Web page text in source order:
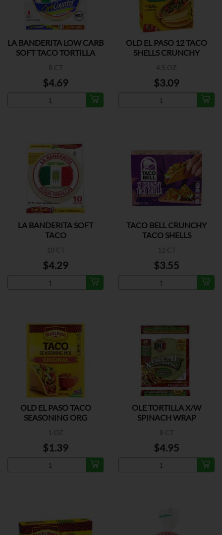
LA BANDERITA LOW CARB
SOFT TACO TORTILLA
8 CT
$4.69
OLD EL PASO 12 TACO
SHELLS CRUNCHY
4.5 OZ
$3.09
LA BANDERITA SOFT
TACO
10 CT
$4.29
TACO BELL CRUNCHY
TACO SHELLS
12 CT
$3.55
OLD EL PASO TACO
SEASONING ORG
1 OZ
$1.39
OLE TORTILLA X/W
SPINACH WRAP
8 CT
$4.95